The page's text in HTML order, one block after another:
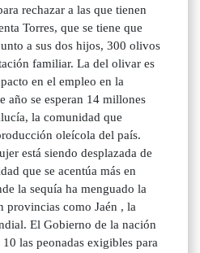
rechazar a las que tienen
Torres, que se tiene que
a sus dos hijos, 300 olivos
familiar. La del olivar es
en el empleo en la
año se esperan 14 millones
la comunidad que
oleícola del país.
está siendo desplazada de
que se acentúa más en
la sequía ha menguado la
provincias como Jaén , la
El Gobierno de la nación
las peonadas exigibles para